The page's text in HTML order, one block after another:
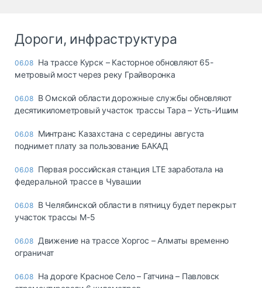
Дороги, инфраструктура
06.08 На трассе Курск – Касторное обновляют 65-
метровый мост через реку Грайворонка
06.08 В Омской области дорожные службы обновляют
десятикилометровый участок трассы Тара – Усть-Ишим
06.08 Минтранс Казахстана с середины августа
поднимет плату за пользование БАКАД
06.08 Первая российская станция LTE заработала на
федеральной трассе в Чувашии
06.08 В Челябинской области в пятницу будет перекрыт
участок трассы М-5
06.08 Движение на трассе Хоргос – Алматы временно
ограничат
06.08 На дороге Красное Село – Гатчина – Павловск